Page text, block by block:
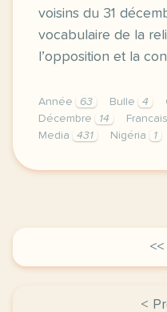
voisins du 31
vocabulaire de la
l’opposition et la
Année 63 Bulle 4
Décembre
14
Media
431 Nigéria 1
exercice b2
<